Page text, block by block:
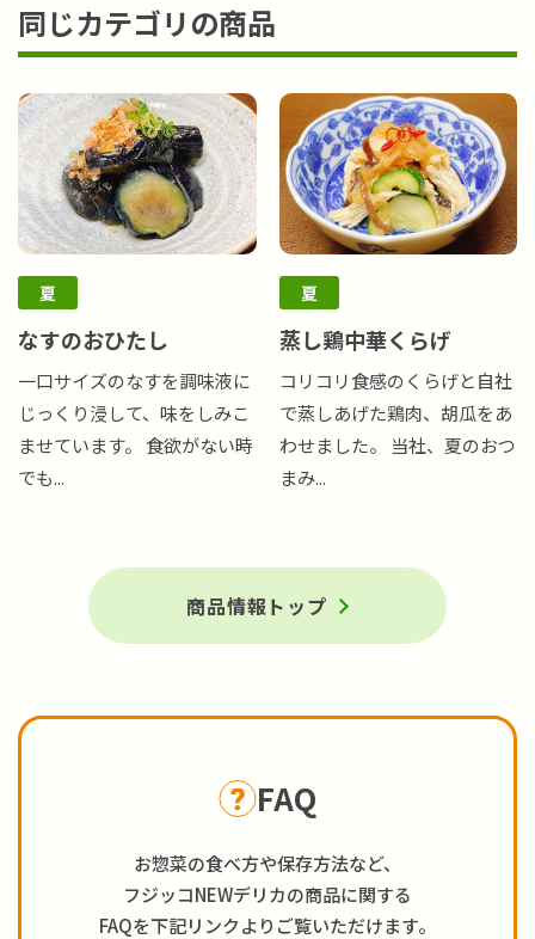
同じカテゴリの商品
夏
なすのおひたし
一口サイズのなすを調味液に
じっくり浸して、味をしみこ
ませています。 食欲がない時
でも...
夏
蒸し鶏中華くらげ
コリコリ食感のくらげと自社
で蒸しあげた鶏肉、胡瓜をあ
わせました。 当社、夏のおつ
まみ...
商品情報トップ
FAQ
お惣菜の食べ方や保存方法など、
フジッコNEWデリカの商品に関する
FAQを下記リンクよりご覧いただけます。